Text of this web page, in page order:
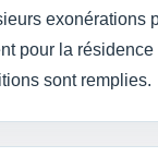
exonérations
pour la
sont remplies.